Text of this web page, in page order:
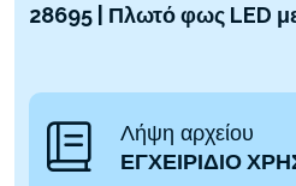
28695 | Πλωτό φως LED
Λήψη αρχείου
ΕΓΧΕΙΡΊΔΙΟ